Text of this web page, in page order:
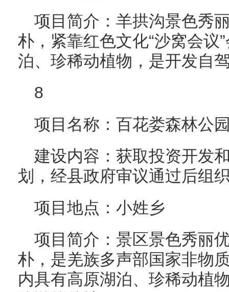
项目简介：羊拱沟景色秀
朴，紧靠红色文化“沙窝会议
泊、珍稀动植物，是开发自
8
项目名称：百花娄森林公
建设内容：获取投资开发
划，经县政府审议通过后组
项目地点：小姓乡
项目简介：景区景色秀丽
朴，是羌族多声部国家非物
内具有高原湖泊、珍稀动植